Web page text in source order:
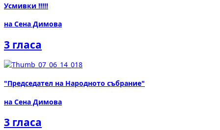
Усмивки !!!!!
на Сена Димова
3 гласа
"Председател на Народното събрание"
на Сена Димова
3 гласа